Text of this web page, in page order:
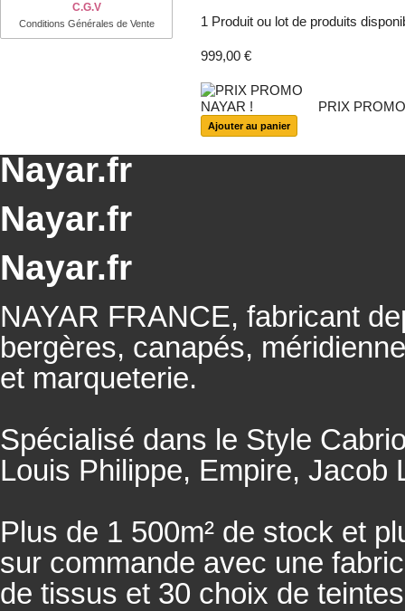
C.G.V
Conditions Générales de Vente 1 Produit ou lot de produits
999,00 €
PRIX
Nayar.fr
Nayar.fr
Nayar.fr
NAYAR FRANCE, fabricant
bergères, canapés,
et marqueterie.
Spécialisé dans le Style
Louis Philippe, Empire, Jacob
Plus de 1 500m² de stock et
sur commande avec une
de tissus et 30 choix de